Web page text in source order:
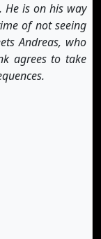
He is on his way
of not seeing
Andreas, who
agrees to take